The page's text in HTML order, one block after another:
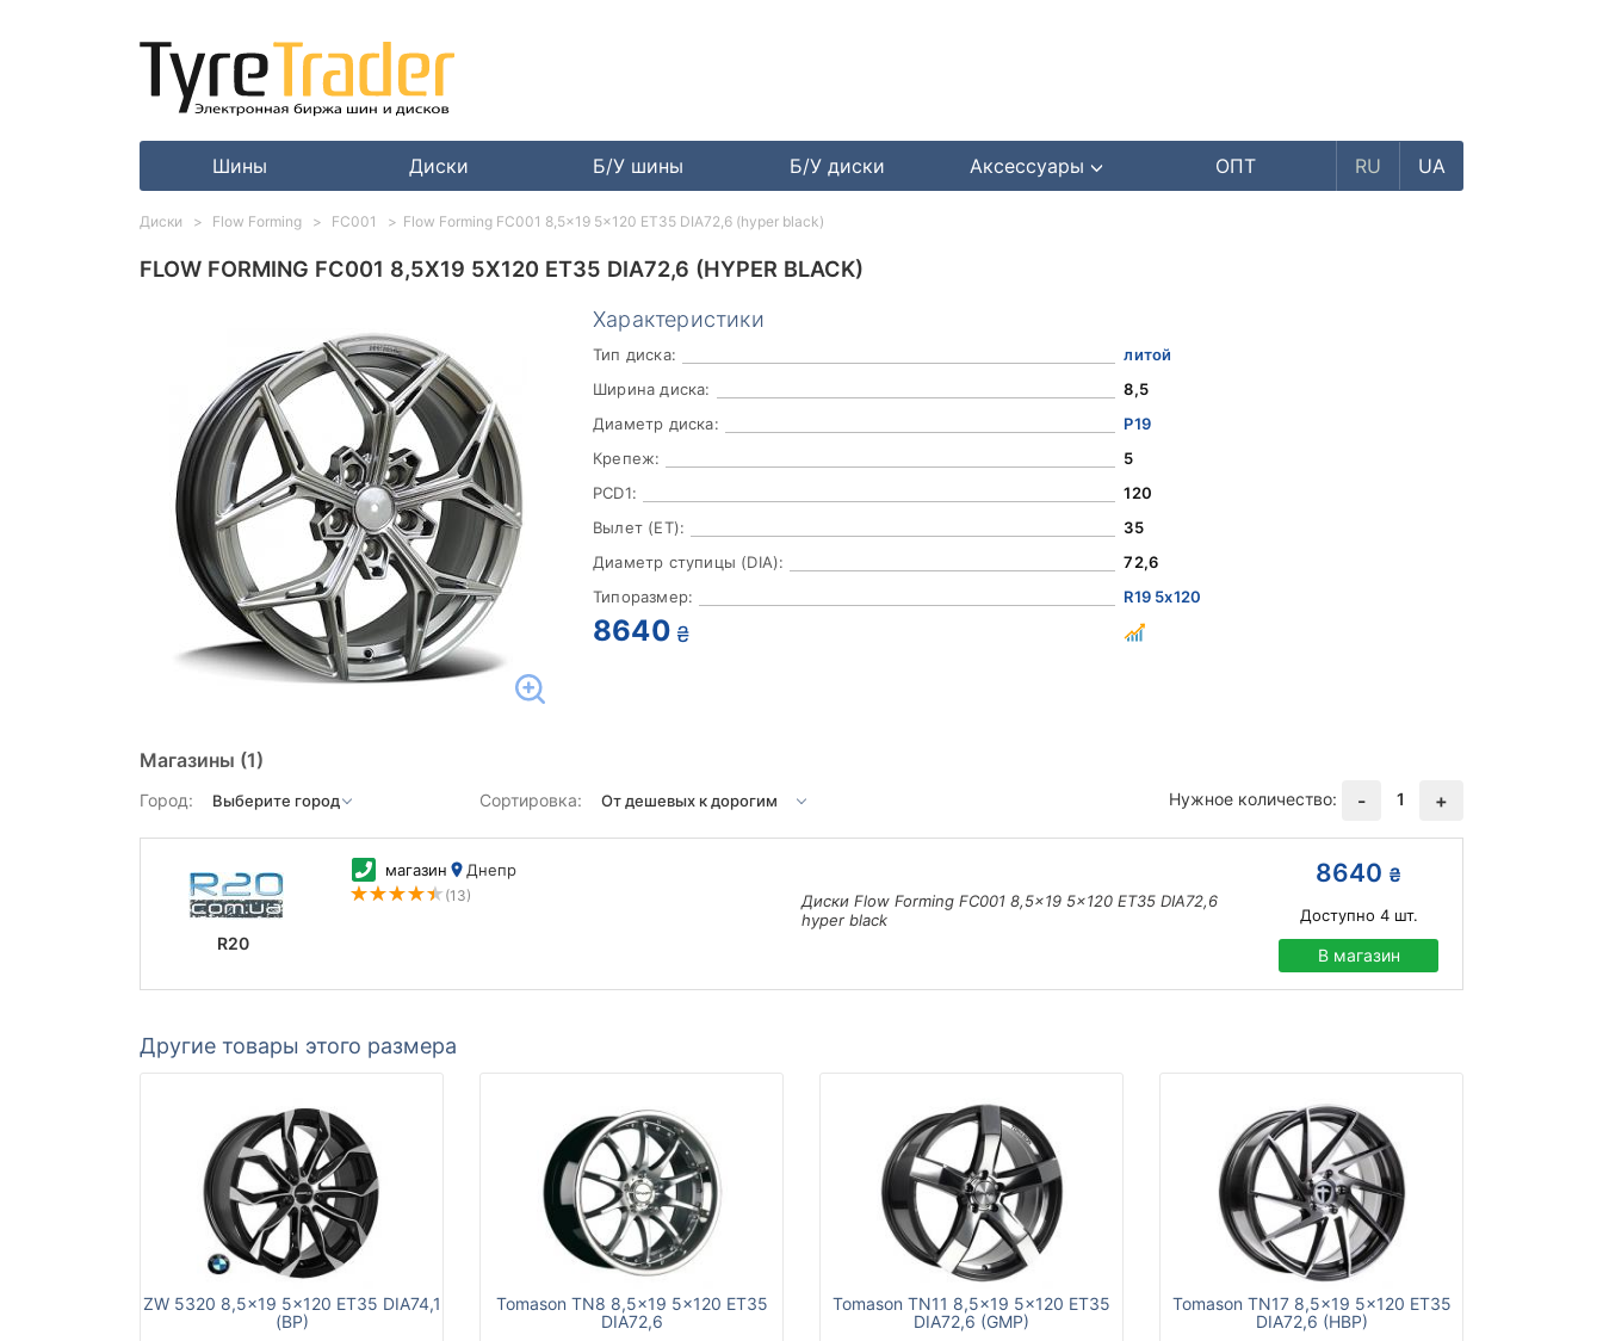
Шины Диски Б/У шины Б/У диски Аксессуары ОПТ RU UA
FLOW FORMING FC001 8,5X19 5X120 ET35 DIA72,6 (HYPER BLACK)
Характеристики
Тип диска:
литой
Ширина диска:
8,5
Диаметр диска:
Р19
Крепеж:
5
PCD1:
120
Вылет (ET):
35
Диаметр ступицы (DIA):
72,6
Типоразмер:
R19 5x120
8640 ₴
Магазины (1)
Город: Сортировка: Нужное количество: - 1 +
R20
магазин Днепр
(13)
Диски Flow Forming FC001 8,5x19 5x120 ET35 DIA72,6
hyper black
8640 ₴
Доступно 4шт.
В магазин
Другие товары этого размера
ZW 5320 8,5x19 5x120 ET35 DIA74,1
(BP)
Tomason TN8 8,5x19 5x120 ET35
DIA72,6
Tomason TN11 8,5x19 5x120 ET35
DIA72,6 (GMP)
Tomason TN17 8,5x19 5x120 ET35
DIA72,6 (HBP)
Диски Flow Forming FC001 Flow Forming FC001 8,5x19 5x120 ET35 DIA72,6 (hyper black)